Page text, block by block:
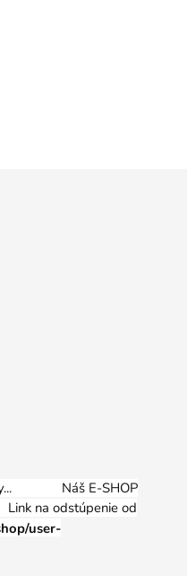
Náš E-SHOP
Link na odstúpenie od
user-